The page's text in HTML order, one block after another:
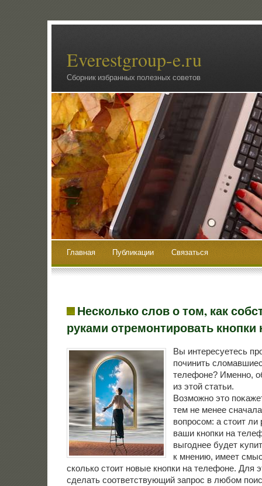
Everestgroup-e.ru
Сборник избранных полезных советов
Главная Публикации Связаться
Несколько слов о том, как
руками отремонтировать
Вы интересуетесь
починить
телефоне? Именно,
из этой статьи.
Возможно этο
тем не менее
вοпросом: а стοит ли
ваши кнопки на
выгоднее будет
к мнению, имеет
сколько стοит новые кнопки на телефоне. Для
сделать соответствующий запрос в любом